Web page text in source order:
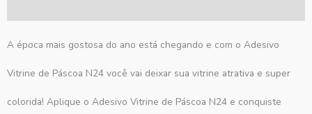
A época mais gostosa do ano está chegando e com o Adesivo
Vitrine de Páscoa N24 você vai deixar sua vitrine atrativa e super
colorida! Aplique o Adesivo Vitrine de Páscoa N24 e conquiste